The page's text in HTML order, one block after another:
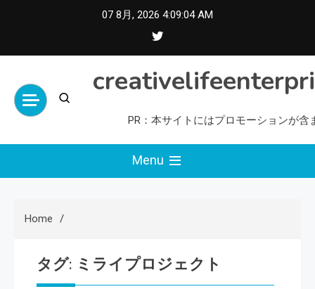
07 8月, 2026 4:09:05 AM
PR：本サイトにはプロモーションが含
Menu
Home
タグ: ミライプロジェクト